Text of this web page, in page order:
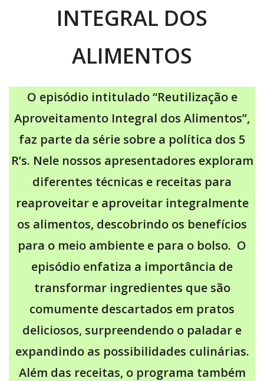
INTEGRAL DOS
ALIMENTOS
O episódio intitulado “Reutilização e
Aproveitamento Integral dos Alimentos”,
faz parte da série sobre a política dos 5
R’s. Nele nossos apresentadores exploram
diferentes técnicas e receitas para
reaproveitar e aproveitar integralmente
os alimentos, descobrindo os benefícios
para o meio ambiente e para o bolso. O
episódio enfatiza a importância de
transformar ingredientes que são
comumente descartados em pratos
deliciosos, surpreendendo o paladar e
expandindo as possibilidades culinárias.
Além das receitas, o programa também